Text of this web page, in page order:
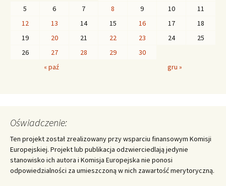
5
6 7 8 9 10
11
12
13 14 15 16 17
18
19
20 21 22 23 24
25
26
27 28 29
30
« paź
gru »
Oświadczenie:
Ten projekt został zrealizowany przy wsparciu finansowym Komisji
Europejskiej. Projekt lub publikacja odzwierciedlają jedynie
stanowisko ich autora i Komisja Europejska nie ponosi
odpowiedzialności za umieszczoną w nich zawartość merytoryczną.